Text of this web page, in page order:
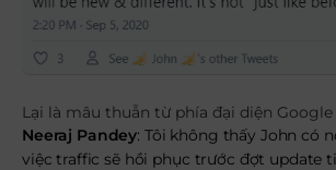
Lại là mâu thuẫn từ phía đại diện Google
Neeraj Pandey: Tôi không thấy John có
việc traffic sẽ hồi phục trước đợt update